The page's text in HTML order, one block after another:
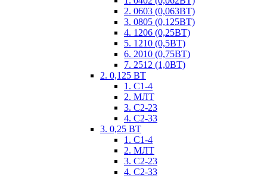
2. 0603 (0,063ВТ)
3. 0805 (0,125ВТ)
4. 1206 (0,25ВТ)
5. 1210 (0,5ВТ)
6. 2010 (0,75ВТ)
7. 2512 (1,0ВТ)
2. 0,125 ВТ
1. С1-4
2. МЛТ
3. С2-23
4. С2-33
3. 0,25 ВТ
1. С1-4
2. МЛТ
3. С2-23
4. С2-33